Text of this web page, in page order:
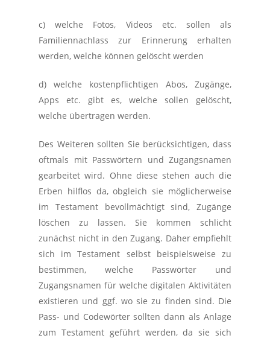
c) welche Fotos, Videos etc. sollen als
Familiennachlass zur Erinnerung erhalten
werden, welche können gelöscht werden
d) welche kostenpflichtigen Abos, Zugänge,
Apps etc. gibt es, welche sollen gelöscht,
welche übertragen werden.
Des Weiteren sollten Sie berücksichtigen, dass
oftmals mit Passwörtern und Zugangsnamen
gearbeitet wird. Ohne diese stehen auch die
Erben hilflos da, obgleich sie möglicherweise
im Testament bevollmächtigt sind, Zugänge
löschen zu lassen. Sie kommen schlicht
zunächst nicht in den Zugang. Daher empfiehlt
sich im Testament selbst beispielsweise zu
bestimmen, welche Passwörter und
Zugangsnamen für welche digitalen Aktivitäten
existieren und ggf. wo sie zu finden sind. Die
Pass- und Codewörter sollten dann als Anlage
zum Testament geführt werden, da sie sich